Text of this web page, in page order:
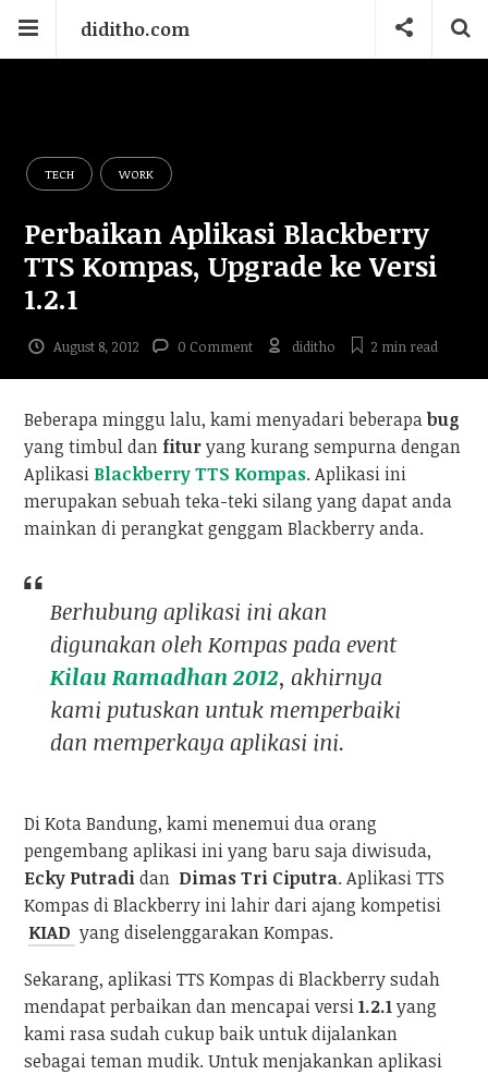
diditho.com
TECH WORK
Perbaikan Aplikasi Blackberry
TTS Kompas, Upgrade ke Versi
1.2.1
August 8, 2012 0 Comment diditho 2 minread
Beberapa minggu lalu, kami menyadari beberapabug
yang timbul danfituryang kurang sempurna dengan
Aplikasi Blackberry TTS Kompas. Aplikasi ini
merupakan sebuah teka-teki silang yang dapat anda
mainkan di perangkat genggam Blackberry anda.
Berhubung aplikasi ini akan
digunakan oleh Kompas padaevent
Kilau Ramadhan 2012, akhirnya
kami putuskan untuk memperbaiki
dan memperkaya aplikasi ini.
Di Kota Bandung, kami menemui dua orang
pengembang aplikasi ini yang baru saja diwisuda,
Ecky Putradidan Dimas Tri Ciputra. Aplikasi TTS
Kompas di Blackberry ini lahir dari ajang kompetisi
KIAD yang diselenggarakan Kompas.
Sekarang, aplikasi TTS Kompas di Blackberry sudah
mendapat perbaikan dan mencapai versi1.2.1yang
kami rasa sudah cukup baik untuk dijalankan
sebagai teman mudik. Untuk menjakankan aplikasi